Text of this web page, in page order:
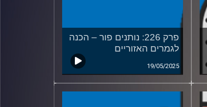
פרק 226: נותנים פור – הכנה
לגמרים האזוריים
19/05/2025